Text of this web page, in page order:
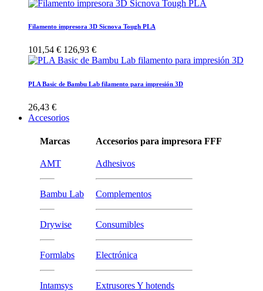
Filamento impresora 3D Sicnova Tough PLA
101,54 € 126,93 €
PLA Basic de Bambu Lab filamento para impresión 3D
26,43 €
Accesorios
Marcas
AMT
Bambu Lab
Drywise
Formlabs
Intamsys
Accesorios para impresora FFF
Adhesivos
Complementos
Consumibles
Electrónica
Extrusores Y hotends